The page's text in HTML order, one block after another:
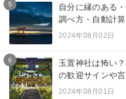
5
自分に縁のある
調べ方・自動計
2024年08月02日
6
玉置神社は怖い
の歓迎サインや
2024年08月01日